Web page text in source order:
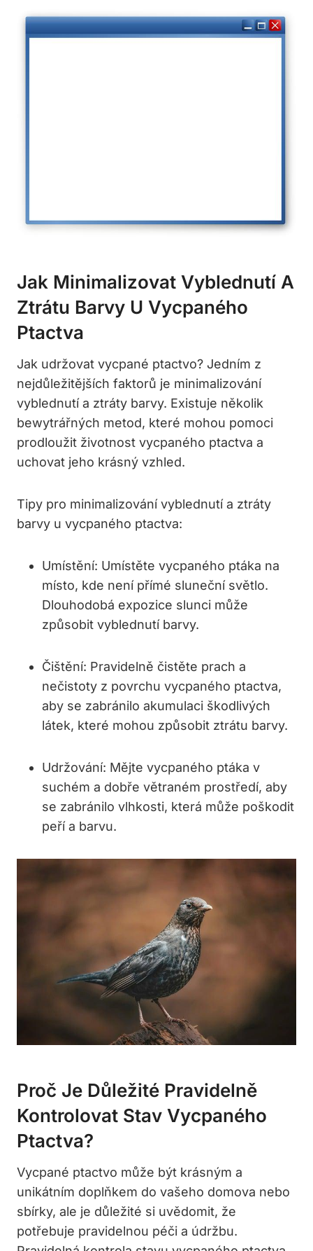
Jak Minimalizovat Vyblednutí A
Ztrátu Barvy U Vycpaného
Ptactva
Jak udržovat vycpané ptactvo? Jedním z
nejdůležitějších faktorů je minimalizování
vyblednutí a ztráty barvy. Existuje několik
bewytrářných metod, které mohou pomoci
prodloužit životnost vycpaného ptactva a
uchovat jeho krásný vzhled.
Tipy pro minimalizování vyblednutí a ztráty
barvy u vycpaného ptactva:
Umístění: Umístěte vycpaného ptáka na
místo, kde není přímé sluneční světlo.
Dlouhodobá expozice slunci může
způsobit vyblednutí barvy.
Čištění: Pravidelně čistěte prach a
nečistoty z povrchu vycpaného ptactva,
aby se zabránilo akumulaci škodlivých
látek, které mohou způsobit ztrátu barvy.
Udržování: Mějte vycpaného ptáka v
suchém a dobře větraném prostředí, aby
se zabránilo vlhkosti, která může poškodit
peří a barvu.
Proč Je Důležité Pravidelně
Kontrolovat Stav Vycpaného
Ptactva?
Vycpané ptactvo může být krásným a
unikátním doplňkem do vašeho domova nebo
sbírky, ale je důležité si uvědomit, že
potřebuje pravidelnou péči a údržbu.